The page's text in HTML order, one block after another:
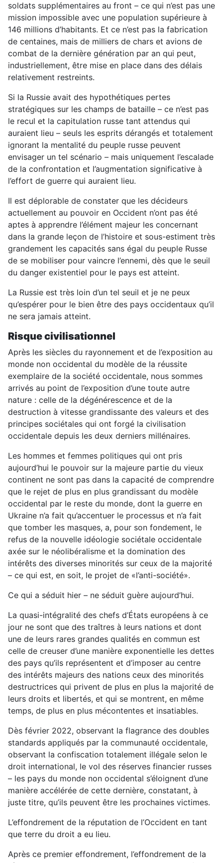
soldats supplémentaires au front – ce qui n’est pas une
mission impossible avec une population supérieure à
146 millions d’habitants. Et ce n’est pas la fabrication
de centaines, mais de milliers de chars et avions de
combat de la dernière génération par an qui peut,
industriellement, être mise en place dans des délais
relativement restreints.
Si la Russie avait des hypothétiques pertes
stratégiques sur les champs de bataille – ce n’est pas
le recul et la capitulation russe tant attendus qui
auraient lieu – seuls les esprits dérangés et totalement
ignorant la mentalité du peuple russe peuvent
envisager un tel scénario – mais uniquement l’escalade
de la confrontation et l’augmentation significative à
l’effort de guerre qui auraient lieu.
Il est déplorable de constater que les décideurs
actuellement au pouvoir en Occident n’ont pas été
aptes à apprendre l’élément majeur les concernant
dans la grande leçon de l’histoire et sous-estiment très
grandement les capacités sans égal du peuple Russe
de se mobiliser pour vaincre l’ennemi, dès que le seuil
du danger existentiel pour le pays est atteint.
La Russie est très loin d’un tel seuil et je ne peux
qu’espérer pour le bien être des pays occidentaux qu’il
ne sera jamais atteint.
Risque civilisationnel
Après les siècles du rayonnement et de l’exposition au
monde non occidental du modèle de la réussite
exemplaire de la société occidentale, nous sommes
arrivés au point de l’exposition d’une toute autre
nature : celle de la dégénérescence et de la
destruction à vitesse grandissante des valeurs et des
principes sociétales qui ont forgé la civilisation
occidentale depuis les deux derniers millénaires.
Les hommes et femmes politiques qui ont pris
aujourd’hui le pouvoir sur la majeure partie du vieux
continent ne sont pas dans la capacité de comprendre
que le rejet de plus en plus grandissant du modèle
occidental par le reste du monde, dont la guerre en
Ukraine n’a fait qu’accentuer le processus et n’a fait
que tomber les masques, a, pour son fondement, le
refus de la nouvelle idéologie sociétale occidentale
axée sur le néolibéralisme et la domination des
intérêts des diverses minorités sur ceux de la majorité
– ce qui est, en soit, le projet de «l’anti-société».
Ce qui a séduit hier – ne séduit guère aujourd’hui.
La quasi-intégralité des chefs d’États européens à ce
jour ne sont que des traîtres à leurs nations et dont
une de leurs rares grandes qualités en commun est
celle de creuser d’une manière exponentielle les dettes
des pays qu’ils représentent et d’imposer au centre
des intérêts majeurs des nations ceux des minorités
destructrices qui privent de plus en plus la majorité de
leurs droits et libertés, et qui se montrent, en même
temps, de plus en plus mécontentes et insatiables.
Dès février 2022, observant la flagrance des doubles
standards appliqués par la communauté occidentale,
observant la confiscation totalement illégale selon le
droit international, le vol des réserves financier russes
– les pays du monde non occidental s’éloignent d’une
manière accélérée de cette dernière, constatant, à
juste titre, qu’ils peuvent être les prochaines victimes.
L’effondrement de la réputation de l’Occident en tant
que terre du droit a eu lieu.
Après ce premier effondrement, l’effondrement de la